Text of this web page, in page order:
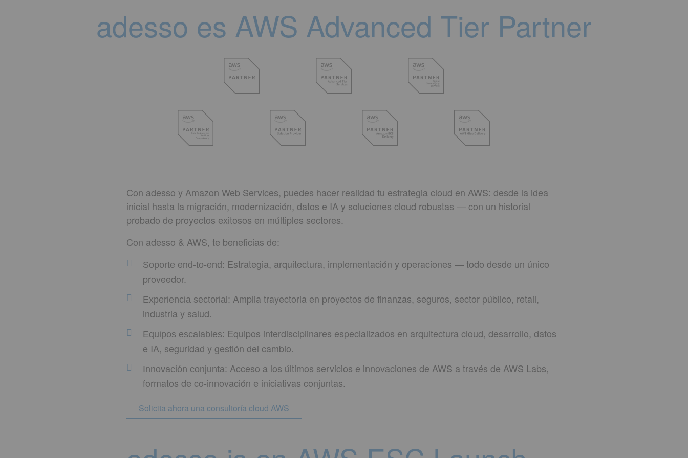
adesso es AWS Advanced Tier Partner
Con adesso y Amazon Web Services, puedes hacer realidad tu estrategia cloud en AWS: desde la idea
inicial hasta la migración, modernización, datos e IA y soluciones cloud robustas — con un historial
probado de proyectos exitosos en múltiples sectores.
Con adesso & AWS, te beneficias de:
Soporte end-to-end: Estrategia, arquitectura, implementación y operaciones — todo desde un único
proveedor.
Experiencia sectorial: Amplia trayectoria en proyectos de finanzas, seguros, sector público, retail,
industria y salud.
Equipos escalables: Equipos interdisciplinares especializados en arquitectura cloud, desarrollo, datos
e IA, seguridad y gestión del cambio.
Innovación conjunta: Acceso a los últimos servicios e innovaciones de AWS a través de AWS Labs,
formatos de co-innovación e iniciativas conjuntas.
Solicita ahora una consultoría cloud AWS